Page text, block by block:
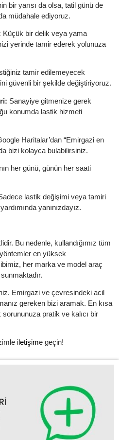
bir yarısı da olsa, tatil günü de
müdahale ediyoruz.
Küçük bir delik veya yama
yerinde tamir ederek yolunuza
tamir edilemeyecek
güvenli bir şekilde değiştiriyoruz.
Sanayiye gitmenize gerek
konumda lastik hizmeti
Haritalar’dan “Emirgazi en
bizi kolayca bulabilirsiniz.
her günü, günün her saati
lastik değişimi veya tamiri
yanınızdayız.
Bu nedenle, kullandığımız tüm
en yüksek
her marka ve model araç
Emirgazi ve çevresindeki acil
gereken bizi aramak. En kısa
pratik ve kalıcı bir
iletişime geçin!